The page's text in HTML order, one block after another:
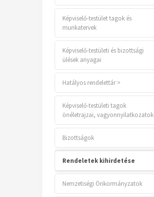
Képviselő-testület tagok és
munkatervek
Képviselő-testületi és bizottsági
ülések anyagai
Hatályos rendelettár >
Képviselő-testületi tagok
önéletrajzai, vagyonnyilatkozatok
Bizottságok
Rendeletek kihirdetése
Nemzetiségi Önkormányzatok